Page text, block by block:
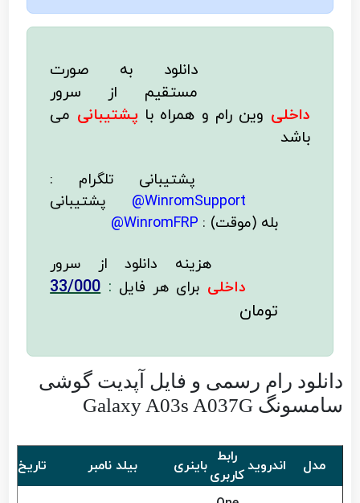
دانلود به صورت
مستقیم از سرور
داخلی وین رام و همراه باپشتیبانی می
باشد
پشتیبانی تلگرام :
WinromSupport@
پشتیبانی
بله (موقت) : WinromFRP@
هزینه دانلود از سرور
داخلی برای هر فایل :
33/000
تومان
دانلود رام رسمی و فایل آپدیت گوشی
سامسونگ Galaxy A03s A037G
مدل اندروید
رابط
کاربری
باینری بیلد نامبر تاریخ